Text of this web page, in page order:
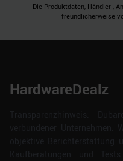
Die Produktdaten, Händler-,
freundlicherweise
HardwareDealz